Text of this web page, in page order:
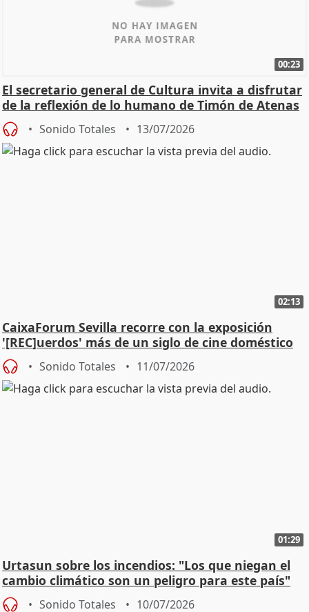
00:23
El secretario general de Cultura invita a disfrutar
de la reflexión de lo humano de Timón de Atenas
Sonido Totales 13/07/2026
02:13
CaixaForum Sevilla recorre con la exposición
'[REC]uerdos' más de un siglo de cine doméstico
Sonido Totales 11/07/2026
01:29
Urtasun sobre los incendios: "Los que niegan el
cambio climático son un peligro para este país"
Sonido Totales 10/07/2026